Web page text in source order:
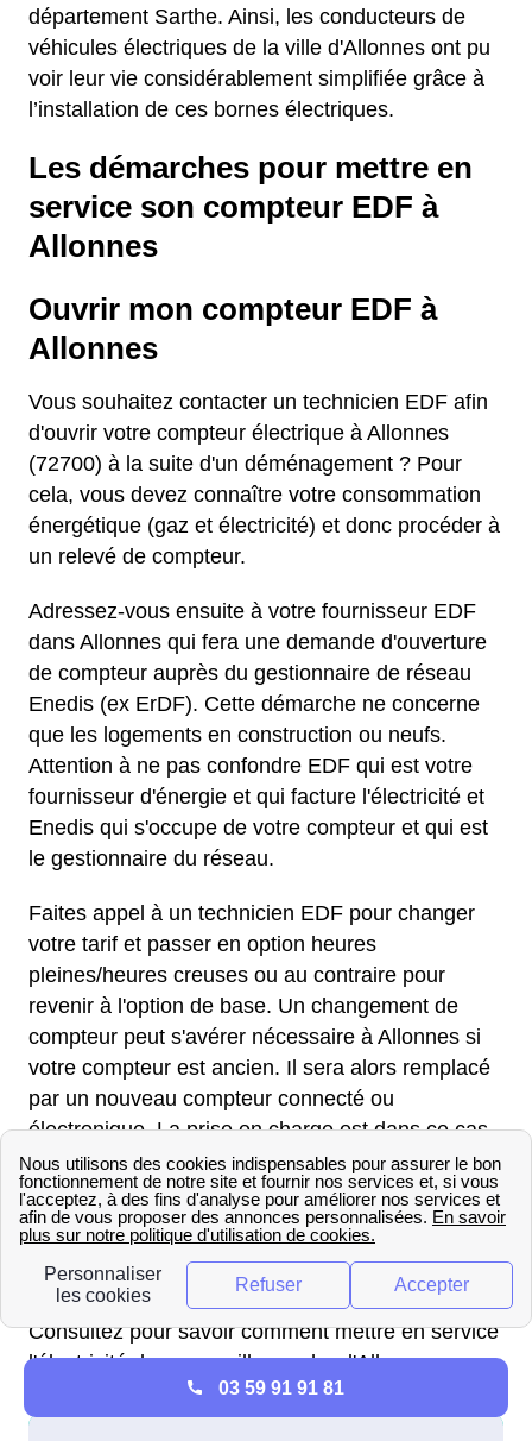
département Sarthe. Ainsi, les conducteurs de
véhicules électriques de la ville d'Allonnes ont pu
voir leur vie considérablement simplifiée grâce à
l’installation de ces bornes électriques.
Les démarches pour mettre en
service son compteur EDF à
Allonnes
Ouvrir mon compteur EDF à
Allonnes
Vous souhaitez contacter un technicien EDF afin
d'ouvrir votre compteur électrique à Allonnes
(72700) à la suite d'un déménagement ? Pour
cela, vous devez connaître votre consommation
énergétique (gaz et électricité) et donc procéder à
un relevé de compteur.
Adressez-vous ensuite à votre fournisseur EDF
dans Allonnes qui fera une demande d'ouverture
de compteur auprès du gestionnaire de réseau
Enedis (ex ErDF). Cette démarche ne concerne
que les logements en construction ou neufs.
Attention à ne pas confondre EDF qui est votre
fournisseur d'énergie et qui facture l'électricité et
Enedis qui s'occupe de votre compteur et qui est
le gestionnaire du réseau.
Faites appel à un technicien EDF pour changer
votre tarif et passer en option heures
pleines/heures creuses ou au contraire pour
revenir à l'option de base. Un changement de
compteur peut s'avérer nécessaire à Allonnes si
votre compteur est ancien. Il sera alors remplacé
par un nouveau compteur connecté ou
électronique. La prise en charge est dans ce cas
assurée par Enedis.
Généralement, vous ne pouvez pas refuser
l'installation d'un nouveau compteur car celui-ci
est la propriété d'Enedis.
Consultez pour savoir comment mettre en service
l'électricité dans une ville proche d'Allonnes.
03 59 91 91 81